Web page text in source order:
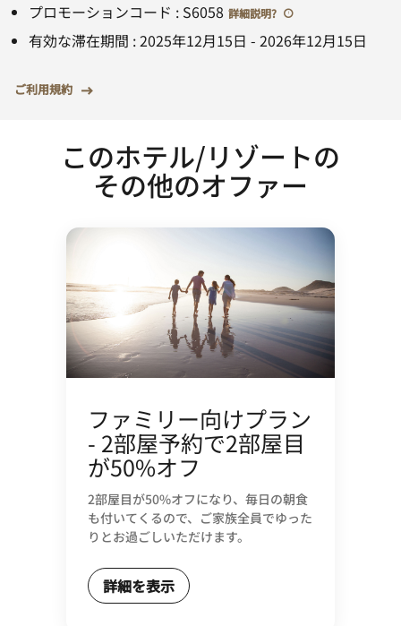
プロモーションコード : S6058 詳細説明?
有効な滞在期間 :2025年12月15日 - 2026年12月15日
ご利用規約
このホテル/リゾートの
その他のオファー
ファミリー向けプラン
- 2部屋予約で2部屋目
が50%オフ
2部屋目が50%オフになり、毎日の朝食
も付いてくるので、ご家族全員でゆった
りとお過ごしいただけます。
詳細を表示